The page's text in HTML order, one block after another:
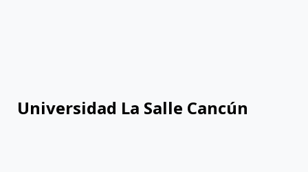
Universidad La Salle Cancún